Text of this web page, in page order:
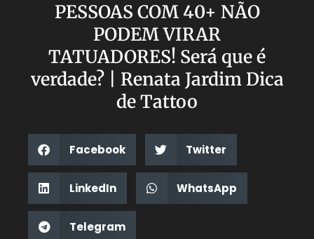
PESSOAS COM 40+ NÃO
PODEM VIRAR
TATUADORES! Será que é
verdade? | Renata Jardim Dica
de Tattoo
Facebook Twitter
LinkedIn WhatsApp
Telegram